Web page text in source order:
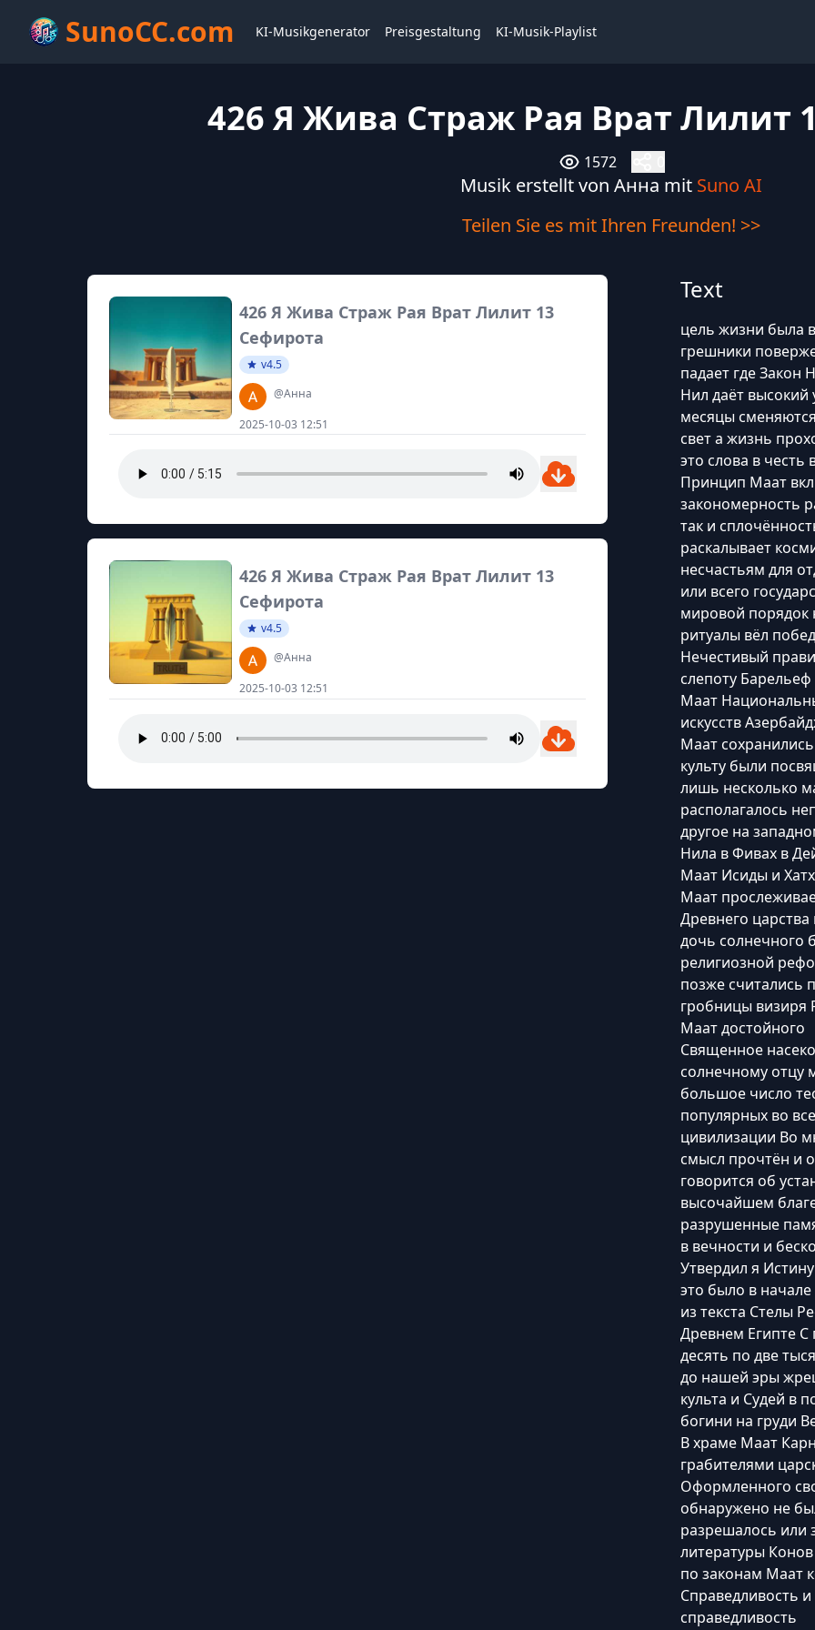
SunoCC.com KI-Musikgenerator Preisgestaltung KI-Musik-Playlist
426 Я Жива Страж Рая Врат Лилит
1572
Musik erstellt von Анна mit Suno AI
Teilen Sie es mit Ihren Freunden! >>
426 Я Жива Страж Рая Врат Лилит 13
Сефирота
v4.5
@Анна
2025-10-03 12:51
426 Я Жива Страж Рая Врат Лилит 13
Сефирота
v4.5
@Анна
2025-10-03 12:51
Text
цель жизни была
грешники
падает где Закон
Hил даёт
месяцы
свет а жизнь
это слова в
Принцип Маат
закономерность
так и
раскалывает
несчастьям для
или всего
мировой порядок
ритуалы вёл
Нечестивый
слепоту
Маат
искусств
Маат
культу были
лишь несколько
располагалось
другое на
Нила в Фивах в
Маат Исиды и
Маат
Древнего
дочь солнечного
религиозной
позже считались
гробницы визиря
Маат достойного
Священное
солнечному отцу
большое число
популярных во
цивилизации Во
смысл прочтён и
говорится об
высочайшем
разрушенные
в вечности и
Утвердил я
это было в
из текста Стелы
Древнем Египте С
десять по две
до нашей эры
культа и Судей в
богини на груди
В храме Маат
грабителями
Оформленного
обнаружено не
разрешалось или
литературы Конов
по законам Маат
Справедливость
справедливость